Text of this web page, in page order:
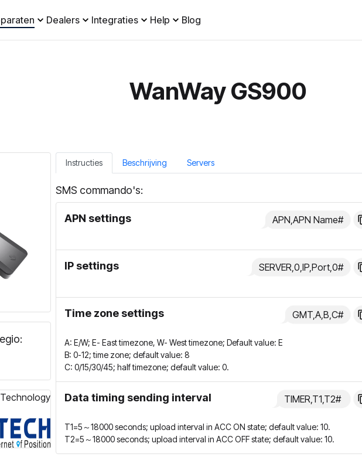
Dealers Integraties Help Blog
WanWay GS900
Instructies Beschrijving Servers
SMS commando's:
APN settings APN,APN Name#
IP settings SERVER,0,IP,Port,0#
Time zone settings GMT,A,B,C#
A: E/W; E- East timezone, W- West timezone; Default value: E
B: 0-12; time zone; default value: 8
C: 0/15/30/45; half timezone; default value: 0.
Data timing sending interval TIMER,T1,T2#
T1=5～18000 seconds; upload interval in ACC ON state; default value: 10.
T2=5～18000 seconds; upload interval in ACC OFF state; default value: 10.